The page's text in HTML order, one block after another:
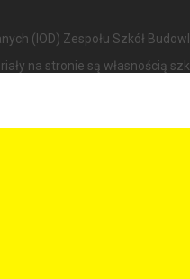
(IOD) Zespołu Szkół
na stronie są własnością